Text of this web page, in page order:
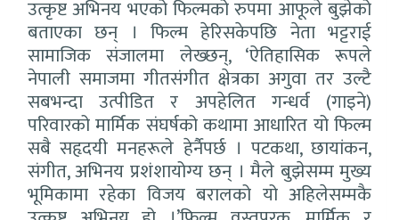
उत्कृष्ट अभिनय भएको फिल्मको रुपमा आफूले बुझेको
बताएका छन् । फिल्म हेरिसकेपछि नेता भट्टराई
सामाजिक संजालमा लेख्छन्, ‘ऐतिहासिक रूपले
नेपाली समाजमा गीतसंगीत क्षेत्रका अगुवा तर उल्टै
सबभन्दा उत्पीडित र अपहेलित गन्धर्व (गाइने)
परिवारको मार्मिक संघर्षको कथामा आधारित यो फिल्म
सबै सहृदयी मनहरूले हेर्नैपर्छ । पटकथा, छायांकन,
संगीत, अभिनय प्रशंशायोग्य छन् । मैले बुझेसम्म मुख्य
भूमिकामा रहेका विजय बरालको यो अहिलेसम्मकै